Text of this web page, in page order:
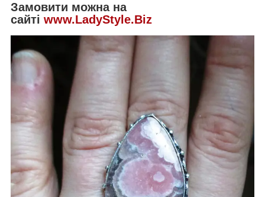
Замовити можна на
сайті www.LadyStyle.Biz